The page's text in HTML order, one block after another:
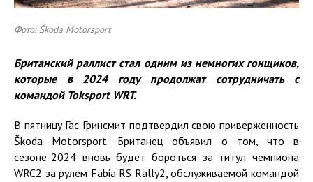
Фото: Škoda Motorsport
Британский раллист стал одним из немногих гонщиков,
которые в 2024 году продолжат сотрудничать с
командой Toksport WRT.
В пятницу Гас Гринсмит подтвердил свою приверженность
Škoda Motorsport. Британец объявил о том, что в
сезоне-2024 вновь будет бороться за титул чемпиона
WRC2 за рулем Fabia RS Rally2, обслуживаемой командой